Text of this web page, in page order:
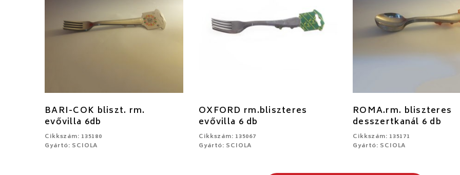
BARI-COK bliszt. rm.
evővilla 6db
Cikkszám: 135180
Gyártó: SCIOLA
OXFORD rm.bliszteres
evővilla 6 db
Cikkszám: 135067
Gyártó: SCIOLA
ROMA.rm. bliszteres
desszertkanál 6 db
Cikkszám: 135171
Gyártó: SCIOLA